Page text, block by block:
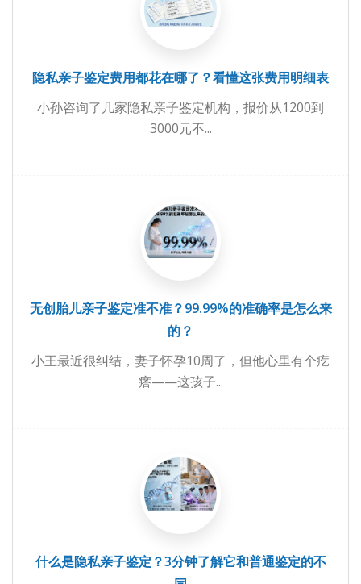
隐私亲子鉴定费用都花在哪了？看懂这张费用明细表
小孙咨询了几家隐私亲子鉴定机构，报价从1200到
3000元不...
无创胎儿亲子鉴定准不准？99.99%的准确率是怎么来
的？
小王最近很纠结，妻子怀孕10周了，但他心里有个疙
瘩——这孩子...
什么是隐私亲子鉴定？3分钟了解它和普通鉴定的不